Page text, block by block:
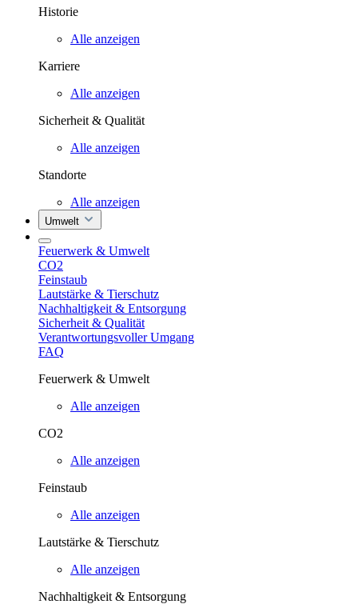
Historie
Alle anzeigen
Karriere
Alle anzeigen
Sicherheit & Qualität
Alle anzeigen
Standorte
Alle anzeigen
Umwelt
Feuerwerk & Umwelt
CO2
Feinstaub
Lautstärke & Tierschutz
Nachhaltigkeit & Entsorgung
Sicherheit & Qualität
Verantwortungsvoller Umgang
FAQ
Feuerwerk & Umwelt
Alle anzeigen
CO2
Alle anzeigen
Feinstaub
Alle anzeigen
Lautstärke & Tierschutz
Alle anzeigen
Nachhaltigkeit & Entsorgung